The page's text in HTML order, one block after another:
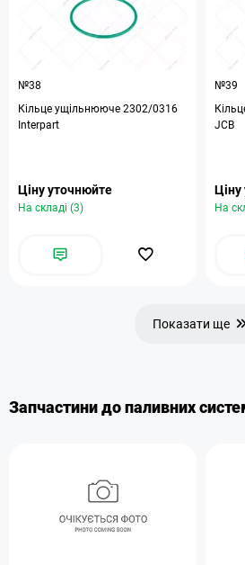
№38
Кільце ущільнююче 2302/0316
Interpart
Ціну уточнюйте
На складі (3)
№39
JCB
На
Показати ще
Запчастини до паливних